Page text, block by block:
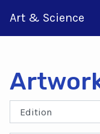
Art & Science
Greek